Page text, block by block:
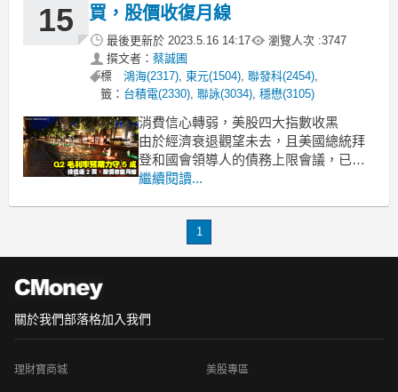
藥華藥(6446)近期好消
15
買，股價收復月線
最後更新於 2023.5.16 14:17 瀏覽人次 :3747
撰文者： 蔡誠圃
標
籤：
鴻海(2317), 東元(1504), 聯發科(2454),
台積電(2330), 聯詠(3034), 穩懋(3105)
消費信心轉弱，美股四大指數收黑
由於經濟衰退觀望未去，且美國總統拜
登和國會領導人的債務上限會議，已經
被推遲到本週舉行，市場對於債務上限
繼續閱讀...
1
關於我們部落格加入我們
理財寶商城 美股專區